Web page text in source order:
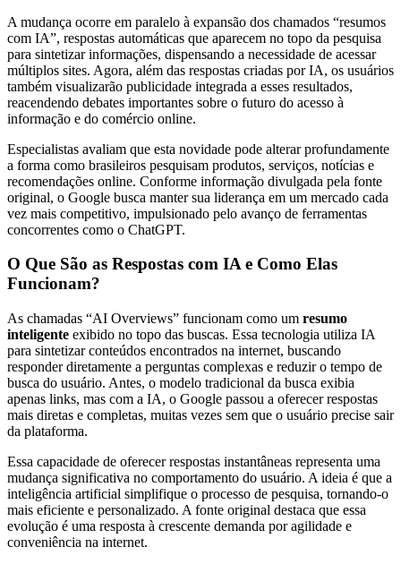
A mudança ocorre em paralelo à expansão dos chamados “resumos
com IA”, respostas automáticas que aparecem no topo da pesquisa
para sintetizar informações, dispensando a necessidade de acessar
múltiplos sites. Agora, além das respostas criadas por IA, os usuários
também visualizarão publicidade integrada a esses resultados,
reacendendo debates importantes sobre o futuro do acesso à
informação e do comércio online.
Especialistas avaliam que esta novidade pode alterar profundamente
a forma como brasileiros pesquisam produtos, serviços, notícias e
recomendações online. Conforme informação divulgada pela fonte
original, o Google busca manter sua liderança em um mercado cada
vez mais competitivo, impulsionado pelo avanço de ferramentas
concorrentes como o ChatGPT.
O Que São as Respostas com IA e Como Elas
Funcionam?
As chamadas “AI Overviews” funcionam como um resumo
inteligente exibido no topo das buscas. Essa tecnologia utiliza IA
para sintetizar conteúdos encontrados na internet, buscando
responder diretamente a perguntas complexas e reduzir o tempo de
busca do usuário. Antes, o modelo tradicional da busca exibia
apenas links, mas com a IA, o Google passou a oferecer respostas
mais diretas e completas, muitas vezes sem que o usuário precise sair
da plataforma.
Essa capacidade de oferecer respostas instantâneas representa uma
mudança significativa no comportamento do usuário. A ideia é que a
inteligência artificial simplifique o processo de pesquisa, tornando-o
mais eficiente e personalizado. A fonte original destaca que essa
evolução é uma resposta à crescente demanda por agilidade e
conveniência na internet.